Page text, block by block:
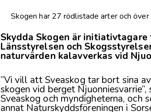
Skogen har 27 rödlistade arter och
Skydda Skogen är
Länsstyrelsen och
naturvärden kalavverkas vid
”Vi vill att Sveaskog tar bort sina
skogen vid berget
Sveaskog och myndigheterna, och
annat Naturskyddsföreningen i